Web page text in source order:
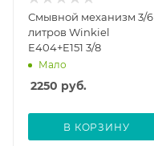
Смывной механизм 3/6
литров Winkiel
E404+E151 3/8
Мало
2250 руб.
В КОРЗИНУ